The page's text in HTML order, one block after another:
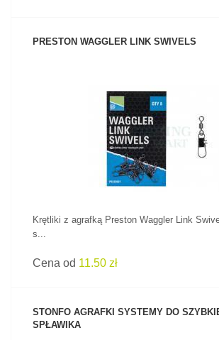
PRESTON WAGGLER LINK SWIVELS
ZOBACZ PRODUKT
Krętliki z agrafką Preston Waggler Link
s...
Cena od 11.50 zł
STONFO AGRAFKI SYSTEMY DO
SPŁAWIKA